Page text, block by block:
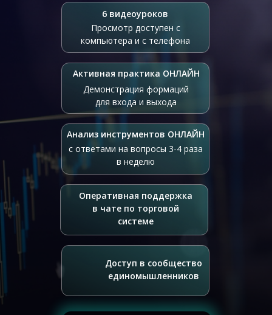
6 видеоуроков
Просмотр доступен с
компьютера и с телефона
Анализ инструментов ОНЛАЙН
с ответами на вопросы 3-4 раза
в неделю
Оперативная поддержка
в чате по торговой
системе
Доступ в сообщество
единомышленников
Активная практика ОНЛАЙН
Демонстрация формаций
для входа и выхода
СТУПЕНЬ 3